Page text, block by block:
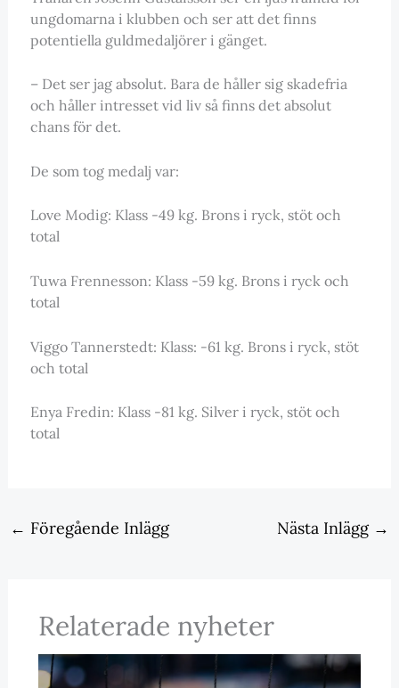
ungdomarna i klubben och ser att det finns
potentiella guldmedaljörer i gänget.
– Det ser jag absolut. Bara de håller sig skadefria
och håller intresset vid liv så finns det absolut
chans för det.
De som tog medalj var:
Love Modig: Klass -49 kg. Brons i ryck, stöt och
total
Tuwa Frennesson: Klass -59 kg. Brons i ryck och
total
Viggo Tannerstedt: Klass: -61 kg. Brons i ryck, stöt
och total
Enya Fredin: Klass -81 kg. Silver i ryck, stöt och
total
← Föregående Inlägg Nästa Inlägg →
Relaterade nyheter